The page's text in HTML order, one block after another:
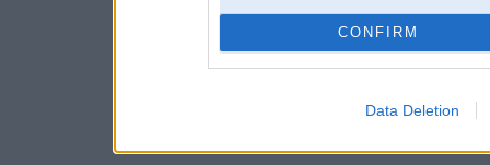
CONFIRM
Data Deletion